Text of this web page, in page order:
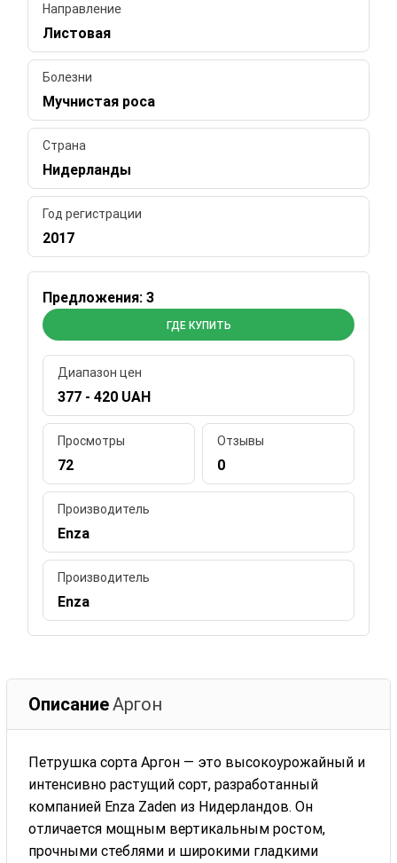
Направление
Листовая
Болезни
Мучнистая роса
Страна
Нидерланды
Год регистрации
2017
Предложения: 3
ГДЕ КУПИТЬ
Диапазон цен
377 - 420 UAH
Просмотры
72
Отзывы
0
Производитель
Enza
Производитель
Enza
ОписаниеАргон
Петрушка сорта Аргон — это высокоурожайный и
интенсивно растущий сорт, разработанный
компанией Enza Zaden из Нидерландов. Он
отличается мощным вертикальным ростом,
прочными стеблями и широкими гладкими